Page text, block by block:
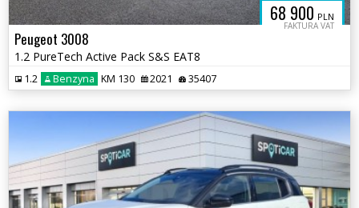
68 900 PLN
FAKTURA VAT
Peugeot 3008
1.2 PureTech Active Pack S&S EAT8
1.2 Benzyna KM 130 2021 35407